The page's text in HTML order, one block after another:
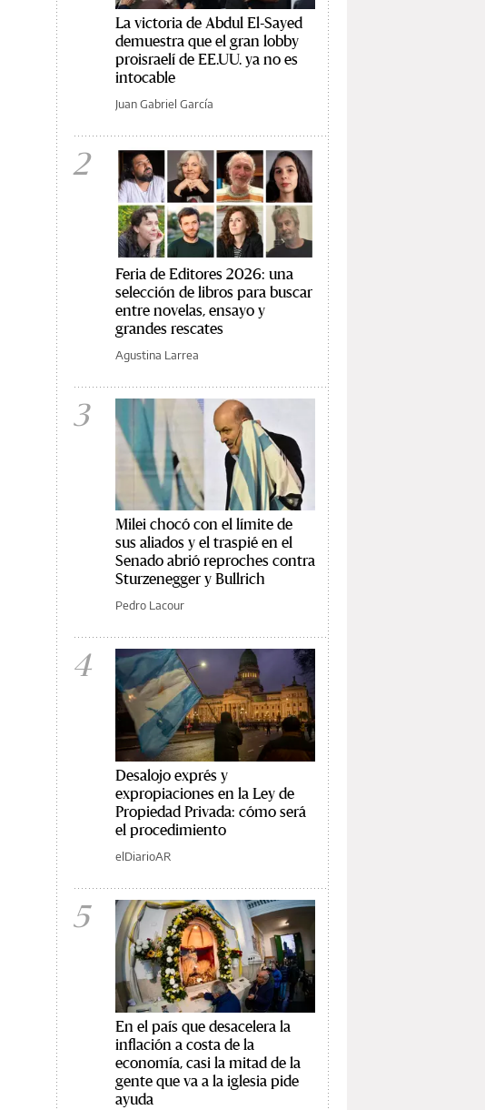
La victoria de Abdul El-Sayed
demuestra que el gran lobby
proisraelí de EE.UU. ya no es
intocable
Juan Gabriel García
2
Feria de Editores 2026: una
selección de libros para buscar
entre novelas, ensayo y
grandes rescates
Agustina Larrea
3
Milei chocó con el límite de
sus aliados y el traspié en el
Senado abrió reproches contra
Sturzenegger y Bullrich
Pedro Lacour
4
Desalojo exprés y
expropiaciones en la Ley de
Propiedad Privada: cómo será
el procedimiento
elDiarioAR
5
En el país que desacelera la
inflación a costa de la
economía, casi la mitad de la
gente que va a la iglesia pide
ayuda